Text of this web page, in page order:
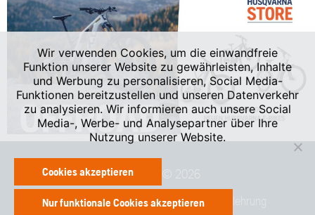
Copyright © 2026
Nutzungsbedingungen
Datenschutzbelehrung
Wir verwenden Cookies, um die einwandfreie
Funktion unserer Website zu gewährleisten, Inhalte
und Werbung zu personalisieren, Social Media-
Funktionen bereitzustellen und unseren Datenverkehr
zu analysieren. Wir informieren auch unsere Social
Media-, Werbe- und Analysepartner über Ihre
Nutzung unserer Website.
Cookies akzeptieren
Nur funktionale Cookies akzeptieren